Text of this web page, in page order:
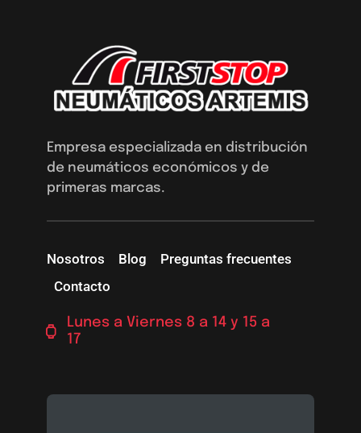
Empresa especializada en distribución
de neumáticos económicos y de
primeras marcas.
Nosotros Blog
Preguntas frecuentes
Contacto
Lunes a Viernes 8 a 14 y 15 a
17